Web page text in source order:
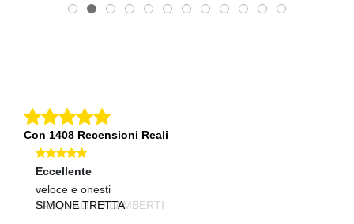
Con 1408 Recensioni Reali
Eccellente
ok
PASQUALINO LAMBERTI
Eccellente
veloce e onesti
SIMONE TRETTA